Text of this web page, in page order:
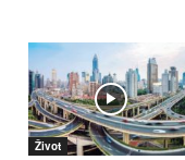
Život